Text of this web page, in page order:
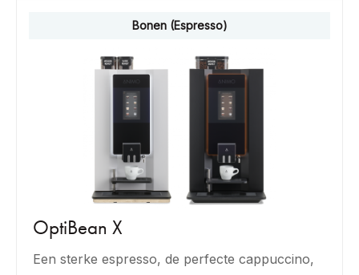
Bonen (Espresso)
OptiBean X
Een sterke espresso, de perfecte cappuccino,